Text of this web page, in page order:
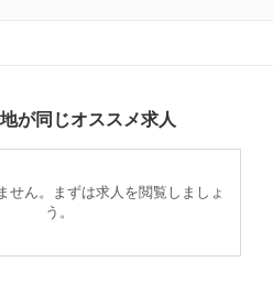
が同じオススメ求人
せん。まずは求人を閲覧しましょ
う。